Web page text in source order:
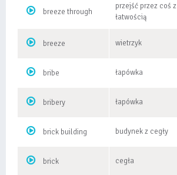
breeze through
przejść przez coś z
łatwością
breeze wietrzyk
bribe łapówka
bribery łapówka
brick building budynek z cegły
brick cegła